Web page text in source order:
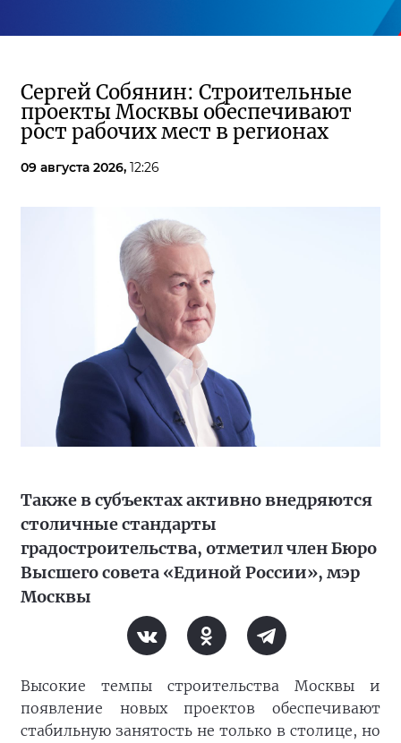
Сергей Собянин: Строительные
проекты Москвы обеспечивают
рост рабочих мест в регионах
09 августа 2026, 12:26
Также в субъектах активно внедряются
столичные стандарты
градостроительства, отметил член Бюро
Высшего совета «Единой России», мэр
Москвы
Высокие темпы строительства Москвы и
появление новых проектов обеспечивают
стабильную занятость не только в столице, но